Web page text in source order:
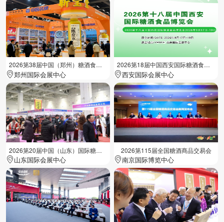
2026第38届中国（郑州）糖酒食品交易会
郑州国际会展中心
2026第18届中国西安国际糖酒食品展览会
西安国际会展中心
2026第20届中国（山东）国际糖酒食品交易会
山东国际会展中心
2026第115届全国糖酒商品交易会
南京国际博览中心